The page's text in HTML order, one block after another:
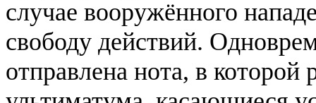
случае вооружённого
свободу действий.
отправлена нота, в которой